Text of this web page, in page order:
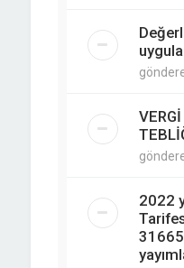
2022
31665